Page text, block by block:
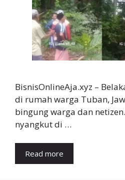
BisnisOnlineAja.xyz –
di rumah warga Tuban,
bingung warga dan
nyangkut di …
Read more